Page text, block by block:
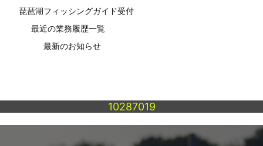
琵琶湖フィッシングガイド受付
最近の業務履歴一覧
最新のお知らせ
10287019